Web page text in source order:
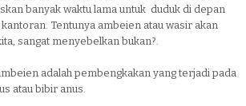
banyak waktu lama untuk duduk di depan
Tentunya ambeien atau wasir akan
sangat menyebelkan bukan?.
adalah pembengkakan yang terjadi pada
atau bibir anus.